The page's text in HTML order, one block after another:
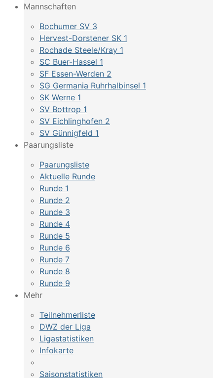
Mannschaften
Bochumer SV 3
Hervest-Dorstener SK 1
Rochade Steele/Kray 1
SC Buer-Hassel 1
SF Essen-Werden 2
SG Germania Ruhrhalbinsel 1
SK Werne 1
SV Bottrop 1
SV Eichlinghofen 2
SV Günnigfeld 1
Paarungsliste
Paarungsliste
Aktuelle Runde
Runde 1
Runde 2
Runde 3
Runde 4
Runde 5
Runde 6
Runde 7
Runde 8
Runde 9
Mehr
Teilnehmerliste
DWZ der Liga
Ligastatistiken
Infokarte
Saisonstatistiken